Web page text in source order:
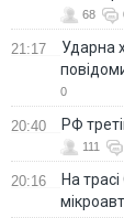
68
21:17
Ударна
0
20:40 РФ
111
20:16
На